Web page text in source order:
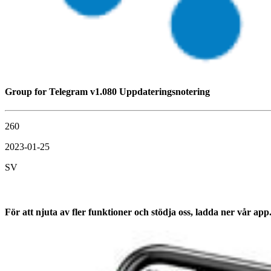
Group for Telegram v1.080 Uppdateringsnotering
260
2023-01-25
SV
För att njuta av fler funktioner och stödja oss, ladda ner vår app.